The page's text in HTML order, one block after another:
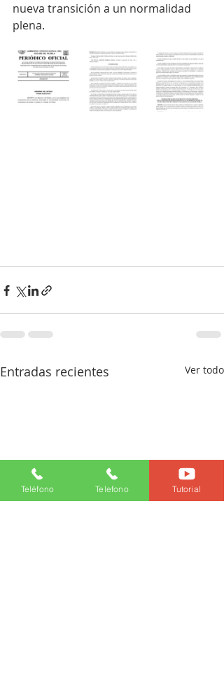
nueva transición a un normalidad
plena.
Entradas recientes Ver todo
Teléfono Telefono Tutorial